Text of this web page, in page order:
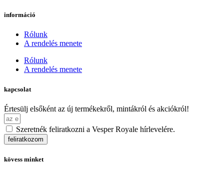
információ
Rólunk
A rendelés menete
Rólunk
A rendelés menete
kapcsolat
Értesülj elsőként az új termékekről, mintákról és akciókról!
Szeretnék feliratkozni a Vesper Royale hírlevelére.
feliratkozom
kövess minket